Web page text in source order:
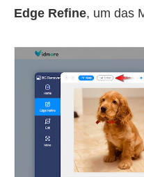
Edge Refine, um das